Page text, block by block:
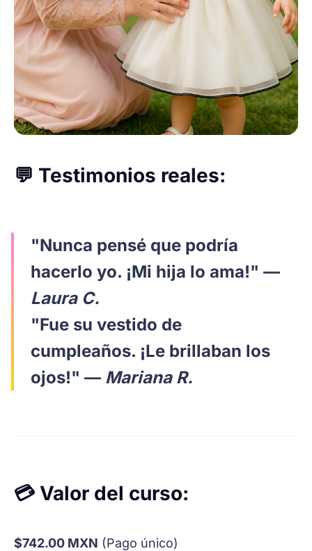
💬 Testimonios reales:
"Nunca pensé que podría
hacerlo yo. ¡Mi hija lo ama!" —
Laura C.
"Fue su vestido de
cumpleaños. ¡Le brillaban los
ojos!" — Mariana R.
💳 Valor del curso:
$742.00 MXN (Pago único)